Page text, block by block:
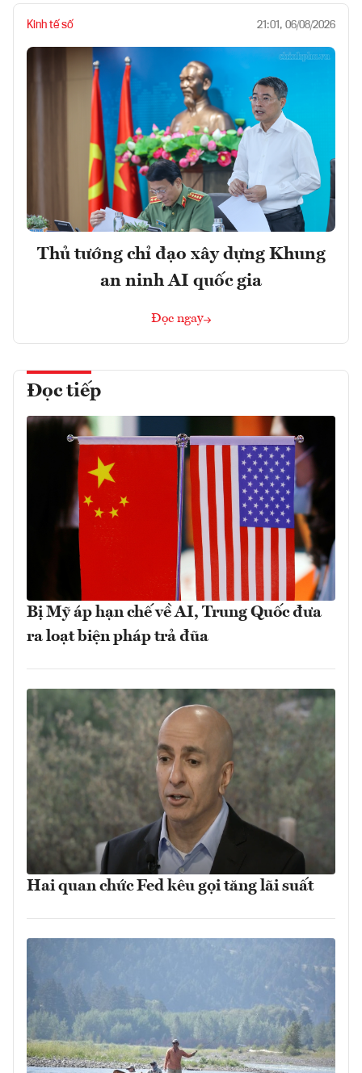
Kinh tế số 21:01, 06/08/2026
Thủ tướng chỉ đạo xây dựng Khung
an ninh AI quốc gia
Đọc ngay
Đọc tiếp
Bị Mỹ áp hạn chế về AI, Trung Quốc đưa
ra loạt biện pháp trả đũa
Hai quan chức Fed kêu gọi tăng lãi suất